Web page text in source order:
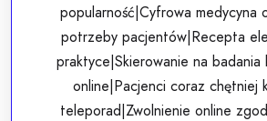
popularność|Cyfrowa medycyna
potrzeby pacjentów|Recepta
praktyce|Skierowanie na
online|Pacjenci coraz chętniej
teleporad|Zwolnienie online